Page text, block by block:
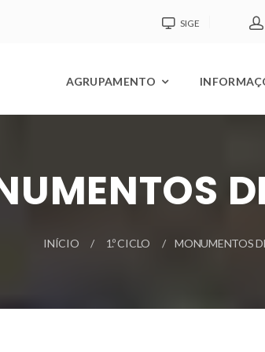
SIGE
AGRUPAMENTO
INÍCIO 1.º CICLO MONUMENTOS